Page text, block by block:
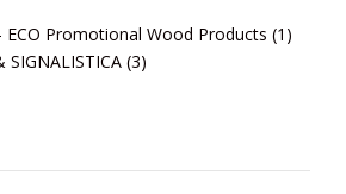
ECO Promotional Wood Products (1)
SIGNALISTICA (3)